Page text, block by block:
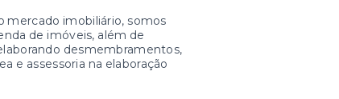
mercado imobiliário, somos
de imóveis, além de
desmembramentos,
e assessoria na elaboração